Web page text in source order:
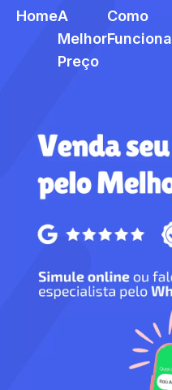
HomeA
Melhor
Preço
Como
Funciona